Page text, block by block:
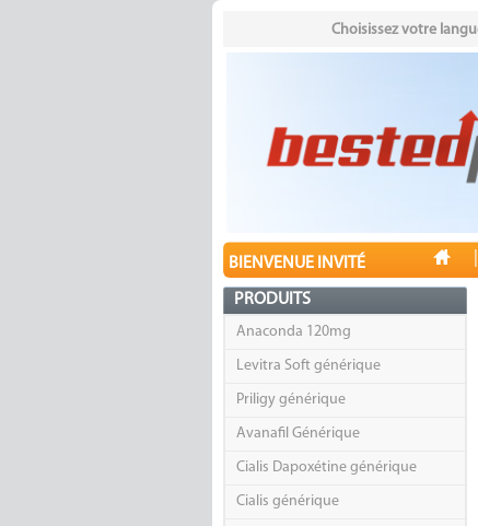
Choisissez votre
BIENVENUE INVITÉ
PRODUITS
Anaconda 120mg
Levitra Soft générique
Priligy générique
Avanafil Générique
Cialis Dapoxétine générique
Cialis générique